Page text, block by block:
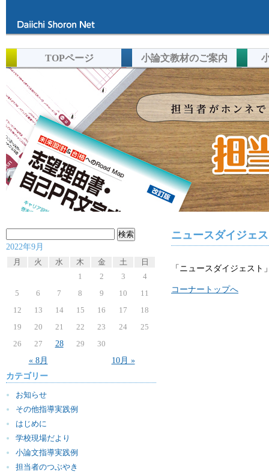
TOPページ 小論文教材のご案内
索:
2022年9月
月
火 水 木 金 土 日
« 8月 10月 »
1 2 3
4
5
6 7 8 9 10
11
12
13 14 15 16 17
18
19
20 21 22 23 24
25
26
27 28 29 30
カテゴリー
お知らせ
その他指導実践例
はじめに
学校現場だより
小論文指導実践例
担当者のつぶやき
ニュースダイジェ
「ニュースダイジェス
コーナートップへ